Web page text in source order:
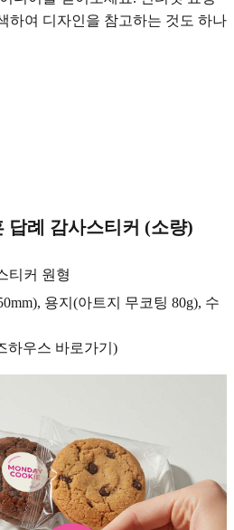
하여 디자인을 참고하는 것도 하나
답례 감사스티커 (소량)
티커 원형
용지(아트지 무코팅 80g), 수
하우스 바로가기)